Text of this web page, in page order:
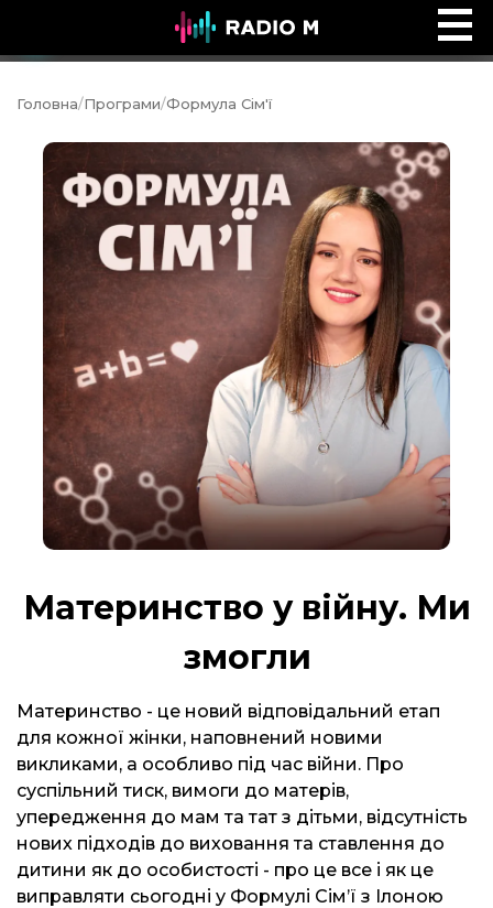
Music Ocean
Головна/Програми/Формула Сім'ї
Материнство у війну. Ми
змогли
Материнство - це новий відповідальний етап
для кожної жінки, наповнений новими
викликами, а особливо під час війни. Про
суспільний тиск, вимоги до матерів,
упередження до мам та тат з дітьми, відсутність
нових підходів до виховання та ставлення до
дитини як до особистості - про це все і як це
виправляти сьогодні у Формулі Сім’ї з Ілоною